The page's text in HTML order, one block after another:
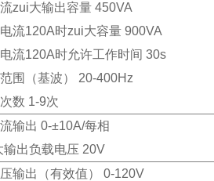
zui大输出容量 450VA
流120A时zui大容量 900VA
流120A时允许工作时间 30s
围（基波） 20-400Hz
数 1-9次
输出 0-±10A/每相
输出负载电压 20V
输出（有效值） 0-120V